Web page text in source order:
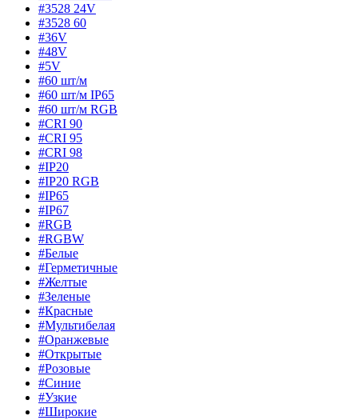
#3528 24V
#3528 60
#36V
#48V
#5V
#60 шт/м
#60 шт/м IP65
#60 шт/м RGB
#CRI 90
#CRI 95
#CRI 98
#IP20
#IP20 RGB
#IP65
#IP67
#RGB
#RGBW
#Белые
#Герметичные
#Желтые
#Зеленые
#Красные
#Мультибелая
#Оранжевые
#Открытые
#Розовые
#Синие
#Узкие
#Широкие